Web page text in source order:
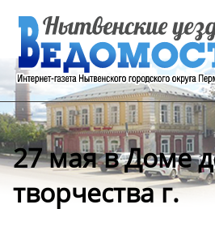
27 мая в Доме
творчества г.